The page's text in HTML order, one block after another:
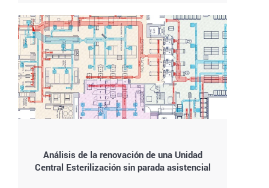
Análisis de la renovación de una Unidad
Central Esterilización sin parada asistencial